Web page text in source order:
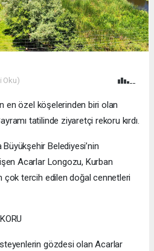
Oku)
en özel köşelerinden biri olan
tatilinde ziyaretçi rekoru kırdı.
Belediyesi’nin
Acarlar Longozu, Kurban
çok tercih edilen doğal cennetleri
gözdesi olan Acarlar